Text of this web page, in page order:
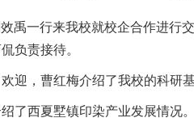
禹一行来我校就校企合作进
负责接待。
迎，曹红梅介绍了我校的科研
了西夏墅镇印染产业发展情